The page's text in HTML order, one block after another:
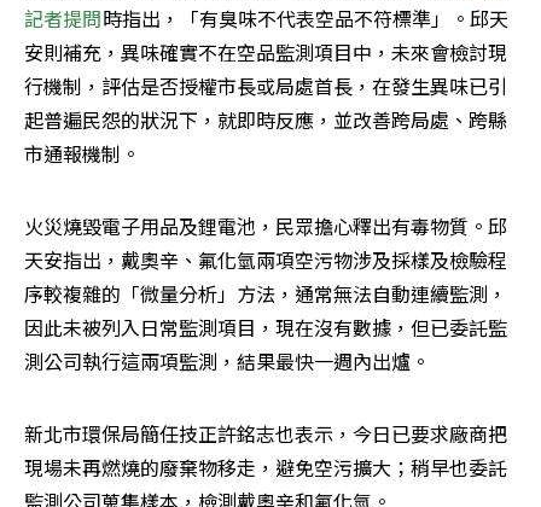
記者提問時指出，「有臭味不代表空品不符標準」。邱天
安則補充，異味確實不在空品監測項目中，未來會檢討現
行機制，評估是否授權市長或局處首長，在發生異味已引
起普遍民怨的狀況下，就即時反應，並改善跨局處、跨縣
市通報機制。
火災燒毀電子用品及鋰電池，民眾擔心釋出有毒物質。邱
天安指出，戴奧辛、氟化氫兩項空污物涉及採樣及檢驗程
序較複雜的「微量分析」方法，通常無法自動連續監測，
因此未被列入日常監測項目，現在沒有數據，但已委託監
測公司執行這兩項監測，結果最快一週內出爐。
新北市環保局簡任技正許銘志也表示，今日已要求廠商把
現場未再燃燒的廢棄物移走，避免空污擴大；稍早也委託
監測公司蒐集樣本，檢測戴奧辛和氟化氫。